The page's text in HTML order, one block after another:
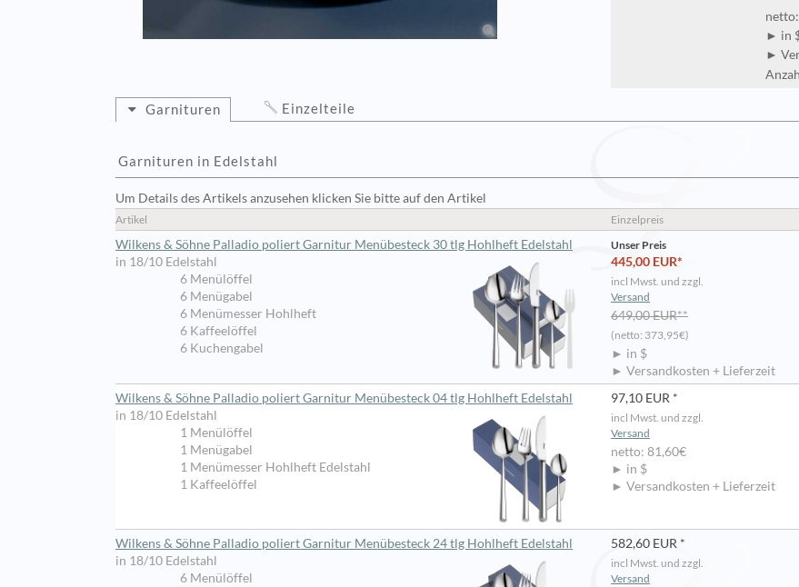
► in
►
Garnituren
Garnituren in Edelstahl
Um Details des Artikels anzusehen klicken Sie bitte auf den Artikel
Artikel Einzelpreis
Wilkens & Söhne Palladio poliert Garnitur Menübesteck 30 tlg Hohlheft Edelstahl
in 18/10 Edelstahl
6 Menülöffel
6 Menügabel
6 Menümesser Hohlheft
6 Kaffeelöffel
6 Kuchengabel
Unser Preis
445,00 EUR*
incl Mwst. und zzgl.
Versand
649,00 EUR**
(netto: 373,95€)
► in $
► Versandkosten + Lieferzeit
Wilkens & Söhne Palladio poliert Garnitur Menübesteck 04 tlg Hohlheft Edelstahl
in 18/10 Edelstahl
1 Menülöffel
1 Menügabel
1 Menümesser Hohlheft Edelstahl
1 Kaffeelöffel
97,10 EUR *
incl Mwst. und zzgl.
Versand
netto: 81,60€
► in $
► Versandkosten + Lieferzeit
Wilkens & Söhne Palladio poliert Garnitur Menübesteck 24 tlg Hohlheft Edelstahl
in 18/10 Edelstahl
6 Menülöffel
582,60 EUR *
incl Mwst. und zzgl.
Versand
Einzelteile